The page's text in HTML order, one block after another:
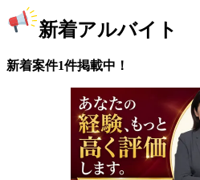
新着アルバイト
新着案件1件掲載中！